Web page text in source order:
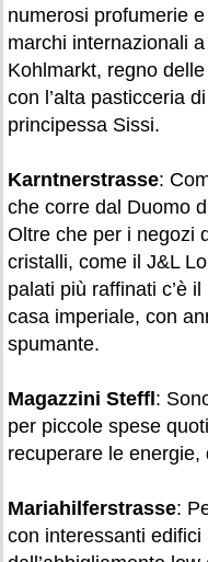
numerosi profumerie
marchi internazionali
Kohlmarkt, regno
con l’alta pasticceria
principessa Sissi.
Karntnerstrasse:
che corre dal Duomo
Oltre che per i negozi
cristalli, come il J&L
palati più raffinati c’è
casa imperiale, con
spumante.
Magazzini Steffl :
per piccole spese
recuperare le
Mariahilferstrasse:
con interessanti